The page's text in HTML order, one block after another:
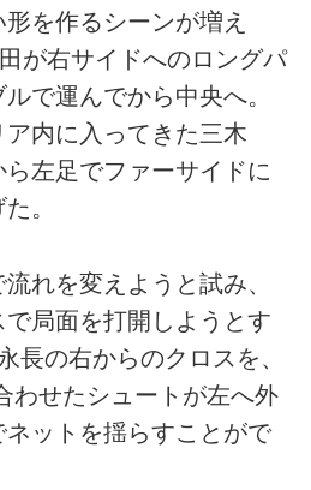
を作るシーンが増え
が右サイドへのロングパ
で運んでから中央へ。
内に入ってきた三木
左足でファーサイドに
。
れを変えようと試み、
局面を打開しようとす
長の右からのクロスを、
わせたシュートが左へ外
ットを揺らすことがで